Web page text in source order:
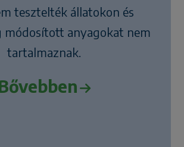
tesztelték állatokon és
módosított anyagokat nem
tartalmaznak.